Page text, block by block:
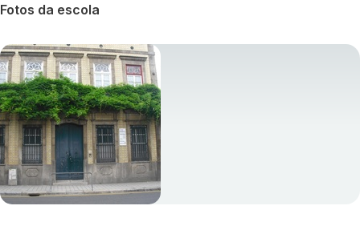
Fotos da escola